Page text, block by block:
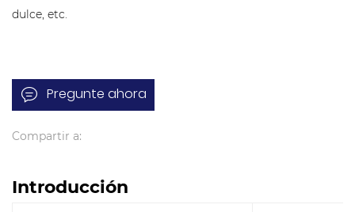
dulce, etc.
Pregunte ahora
Compartir a:
Introducción